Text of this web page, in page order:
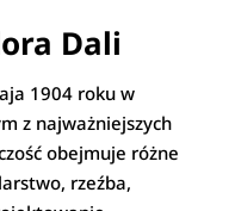
Dali
1904 roku w
z najważniejszych
obejmuje różne
rzeźba,